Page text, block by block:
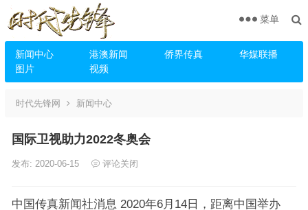
新闻中心 港澳新闻 侨界传真
华媒联播
图片
视频
菜单
时代先锋网 新闻中心
国际卫视助力2022冬奥会
发布: 2020-06-15 评论关闭
中国传真新闻社消息 2020年6月14日，距离中国举办